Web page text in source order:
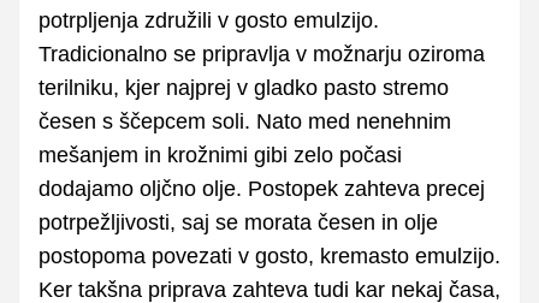
potrpljenja združili v gosto emulzijo.
Tradicionalno se pripravlja v možnarju oziroma
terilniku, kjer najprej v gladko pasto stremo
česen s ščepcem soli. Nato med nenehnim
mešanjem in krožnimi gibi zelo počasi
dodajamo oljčno olje. Postopek zahteva precej
potrpežljivosti, saj se morata česen in olje
postopoma povezati v gosto, kremasto emulzijo.
Ker takšna priprava zahteva tudi kar nekaj časa,